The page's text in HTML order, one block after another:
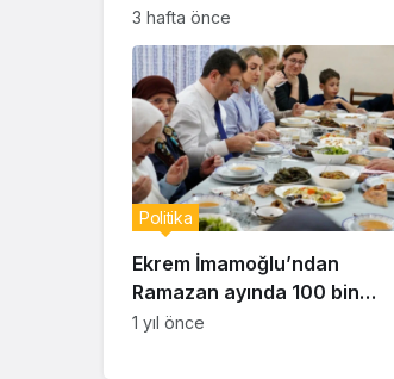
Gerçekleri Perdeyle
Kapatılamaz”
3 hafta önce
Ekrem İmamoğlu’ndan
Ramazan ayında 100 bin
haneye destek açıklaması
Politika
1 yıl önce